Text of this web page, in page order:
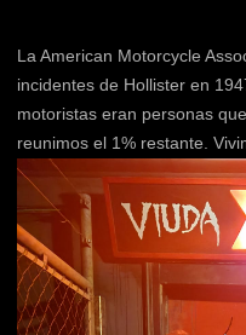
La American Motorcycle
incidentes de Hollister en
motoristas eran personas
reunimos el 1% restante.